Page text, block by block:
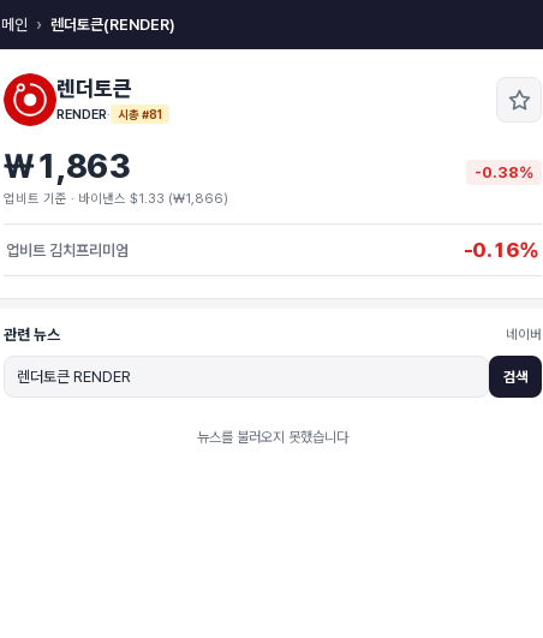
메인 렌더토큰(RENDER)
렌더토큰
RENDER· 시총 #81
₩1,863 -0.38%
업비트 기준 · 바이낸스 $1.33 (₩1,866)
업비트 김치프리미엄 -0.16%
관련 뉴스 네이버
검색
뉴스를 불러오지 못했습니다